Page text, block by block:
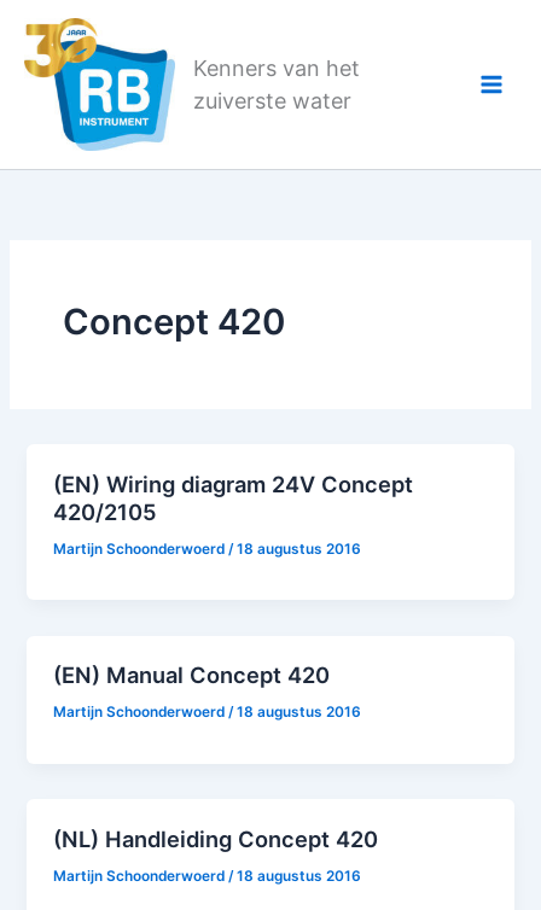
naar
Kenners van het
zuiverste water
Concept 420
(EN) Wiring diagram 24V Concept
420/2105
Martijn Schoonderwoerd /18 augustus 2016
(EN) Manual Concept 420
Martijn Schoonderwoerd/18 augustus 2016
(NL) Handleiding Concept 420
Martijn Schoonderwoerd/18 augustus 2016